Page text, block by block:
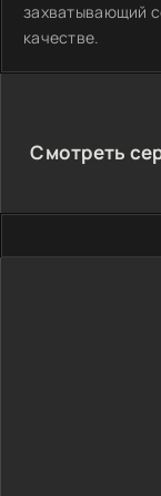
захватывающий
качестве.
Смотреть